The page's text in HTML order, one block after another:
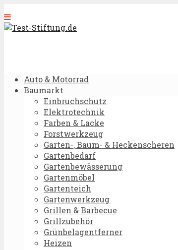
Auto & Motorrad
Baumarkt
Einbruchschutz
Elektrotechnik
Farben & Lacke
Forstwerkzeug
Garten-, Baum- & Heckenscheren
Gartenbedarf
Gartenbewässerung
Gartenmöbel
Gartenteich
Gartenwerkzeug
Grillen & Barbecue
Grillzubehör
Grünbelagentferner
Heizen